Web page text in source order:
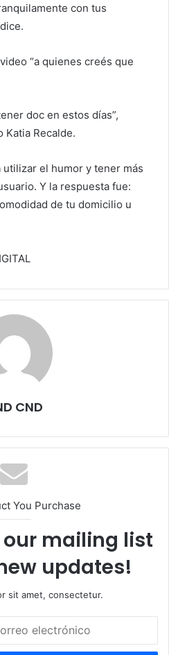
con tus
“a quienes creés que
doc en estos días”,
Katia Recalde.
utilizar el humor y tener más
Y la respuesta fue:
de tu domicilio u
CND
You Purchase
mailing list
updates!
sit amet, consectetur.